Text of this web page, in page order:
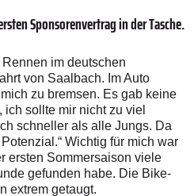
Sponsorenvertrag in der Tasche.
im deutschen
von Saalbach. Im Auto
zu bremsen. Es gab keine
sollte mir nicht zu viel
schneller als alle Jungs. Da
Wichtig für mich war
ersten Sommersaison viele
gefunden habe. Die Bike-
extrem getaugt.